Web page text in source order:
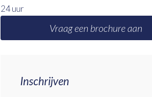
24 uur
Vraag een brochure aan
Inschrijven